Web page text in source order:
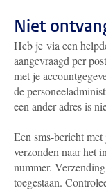
Niet
Heb je via een
aangevraagd per
met je
de
een ander adres is
Een sms-bericht
verzonden naar het
nummer.
toegestaan.